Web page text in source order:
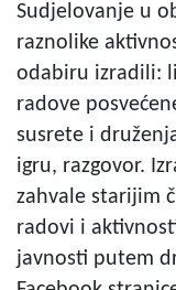
Sudjelovanje u
raznolike
odabiru izradili:
radove
susrete i
igru, razgovor.
zahvale starijim
radovi i
javnosti putem